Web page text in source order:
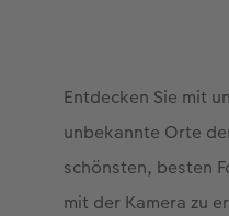
Entdecken Sie mit
unbekannte Orte
schönsten, besten
mit der Kamera zu